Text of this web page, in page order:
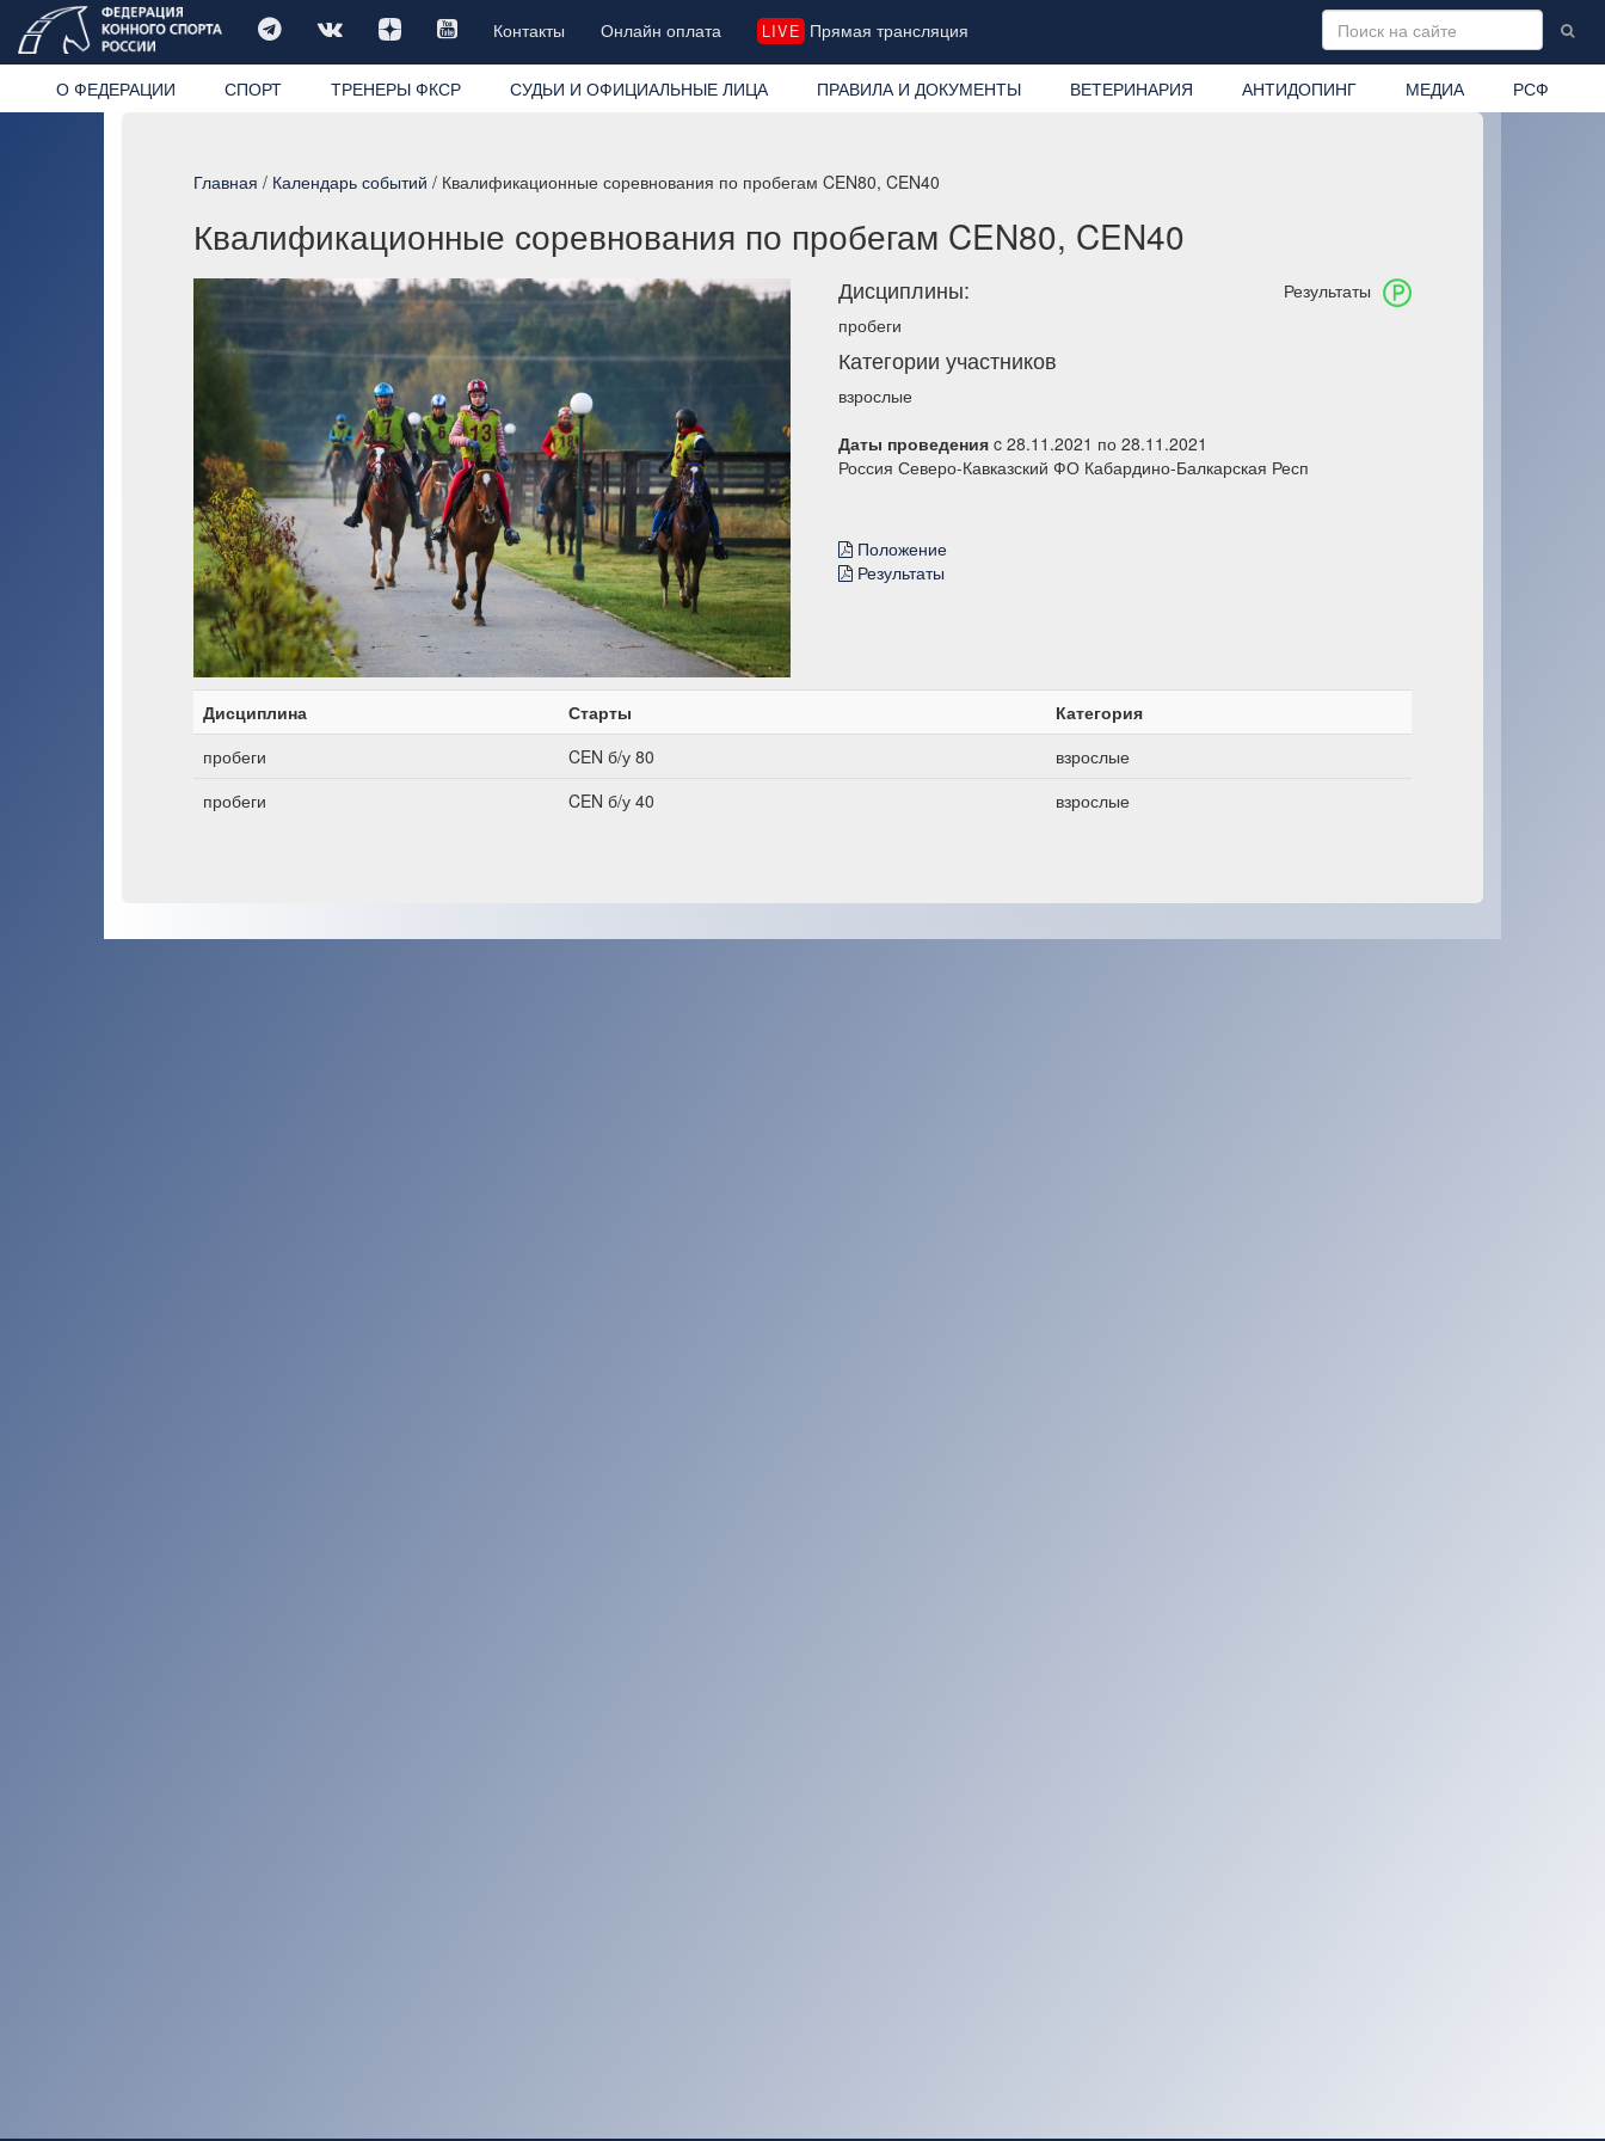
Контакты Онлайн оплата LIVE Прямая трансляция
О ФЕДЕРАЦИИ СПОРТ ТРЕНЕРЫ ФКСР СУДЬИ И ОФИЦИАЛЬНЫЕ ЛИЦА ПРАВИЛА И ДОКУМЕНТЫ ВЕТЕРИНАРИЯ АНТИДОПИНГ МЕДИА РСФ
Главная / Календарь событий / Квалификационные соревнования по пробегам CEN80, CEN40
Квалификационные соревнования по пробегам CEN80, CEN40
Результаты
Дисциплины:
пробеги
Категории участников
взрослые
Даты проведения c 28.11.2021 по 28.11.2021
Россия Северо-Кавказский ФО Кабардино-Балкарская Респ
Положение
Результаты
Дисциплина Старты
Категория
пробеги
CEN б/у 80
взрослые
пробеги
CEN б/у 40 взрослые